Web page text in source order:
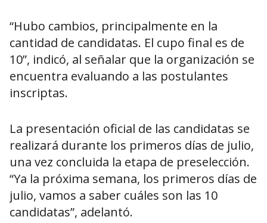
“Hubo cambios, principalmente en la
cantidad de candidatas. El cupo final es de
10”, indicó, al señalar que la organización se
encuentra evaluando a las postulantes
inscriptas.
La presentación oficial de las candidatas se
realizará durante los primeros días de julio,
una vez concluida la etapa de preselección.
“Ya la próxima semana, los primeros días de
julio, vamos a saber cuáles son las 10
candidatas”, adelantó.